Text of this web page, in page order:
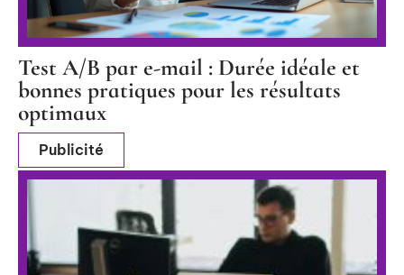
Test A/B par e-mail : Durée idéale et
bonnes pratiques pour les résultats
optimaux
Publicité